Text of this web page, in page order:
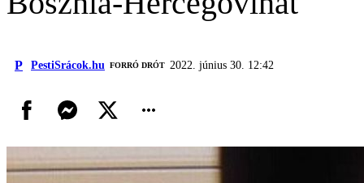
P PestiSrácok.hu FORRÓ DRÓT 2022. június 30. 12:42